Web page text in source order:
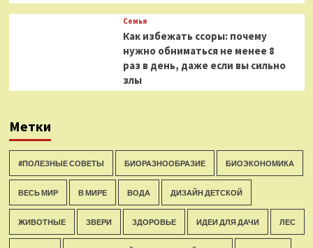
Семья
Как избежать ссоры: почему
нужно обниматься не менее 8
раз в день, даже если вы сильно
злы
Метки
#ПОЛЕЗНЫЕ СОВЕТЫ БИОРАЗНООБРАЗИЕ БИОЭКОНОМИКА
ВЕСЬ МИР В МИРЕ ВОДА ДИЗАЙН ДЕТСКОЙ
ЖИВОТНЫЕ ЗВЕРИ ЗДОРОВЬЕ ИДЕИ ДЛЯ ДАЧИ ЛЕС